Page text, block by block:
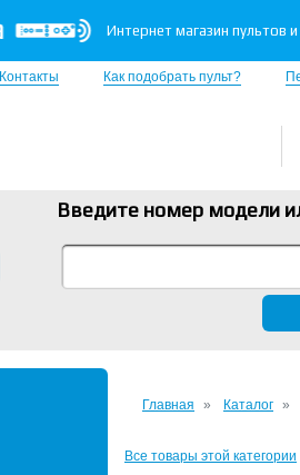
Интернет магазин пультов
Контакты Как подобрать пульт?
Введите номер модели
Главная Каталог
Все товары этой категории